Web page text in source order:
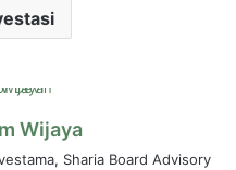
Wijaya
Sharia Board Advisory